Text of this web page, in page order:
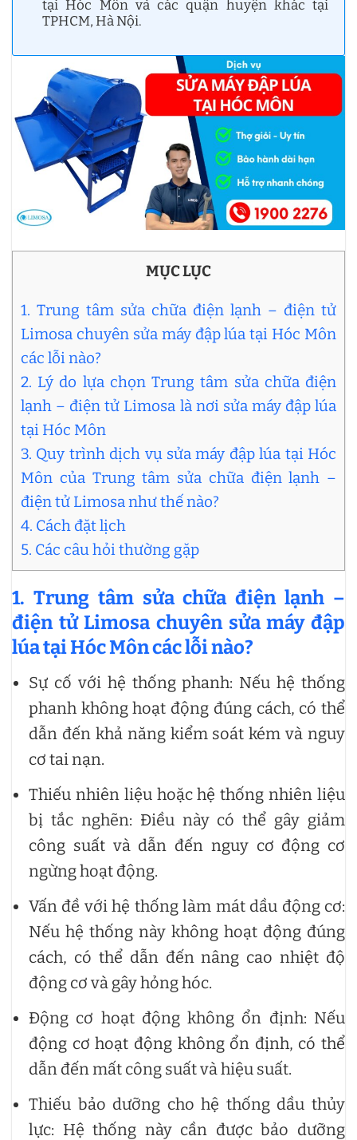
tại Hóc Môn và các quận huyện khác tại
TPHCM, Hà Nội.
MỤC LỤC
1. Trung tâm sửa chữa điện lạnh – điện tử
Limosa chuyên sửa máy đập lúa tại Hóc Môn
các lỗi nào?
2. Lý do lựa chọn Trung tâm sửa chữa điện
lạnh – điện tử Limosa là nơi sửa máy đập lúa
tại Hóc Môn
3. Quy trình dịch vụ sửa máy đập lúa tại Hóc
Môn của Trung tâm sửa chữa điện lạnh –
điện tử Limosa như thế nào?
4. Cách đặt lịch
5. Các câu hỏi thường gặp
1. Trung tâm sửa chữa điện lạnh –
điện tử Limosa chuyên sửa máy đập
lúa tại Hóc Môn các lỗi nào?
Sự cố với hệ thống phanh: Nếu hệ thống
phanh không hoạt động đúng cách, có thể
dẫn đến khả năng kiểm soát kém và nguy
cơ tai nạn.
Thiếu nhiên liệu hoặc hệ thống nhiên liệu
bị tắc nghẽn: Điều này có thể gây giảm
công suất và dẫn đến nguy cơ động cơ
ngừng hoạt động.
Vấn đề với hệ thống làm mát dầu động cơ:
Nếu hệ thống này không hoạt động đúng
cách, có thể dẫn đến nâng cao nhiệt độ
động cơ và gây hỏng hóc.
Động cơ hoạt động không ổn định: Nếu
động cơ hoạt động không ổn định, có thể
dẫn đến mất công suất và hiệu suất.
Thiếu bảo dưỡng cho hệ thống dầu thủy
lực: Hệ thống này cần được bảo dưỡng